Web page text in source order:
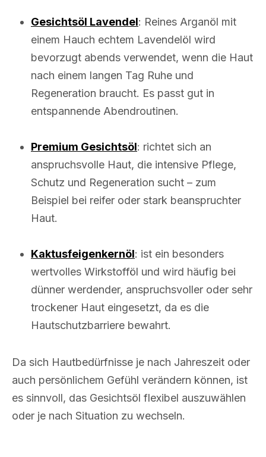
Gesichtsöl Lavendel: Reines Arganöl mit
einem Hauch echtem Lavendelöl wird
bevorzugt abends verwendet, wenn die Haut
nach einem langen Tag Ruhe und
Regeneration braucht. Es passt gut in
entspannende Abendroutinen.
Premium Gesichtsöl: richtet sich an
anspruchsvolle Haut, die intensive Pflege,
Schutz und Regeneration sucht – zum
Beispiel bei reifer oder stark beanspruchter
Haut.
Kaktusfeigenkernöl: ist ein besonders
wertvolles Wirkstofföl und wird häufig bei
dünner werdender, anspruchsvoller oder sehr
trockener Haut eingesetzt, da es die
Hautschutzbarriere bewahrt.
Da sich Hautbedürfnisse je nach Jahreszeit oder
auch persönlichem Gefühl verändern können, ist
es sinnvoll, das Gesichtsöl flexibel auszuwählen
oder je nach Situation zu wechseln.